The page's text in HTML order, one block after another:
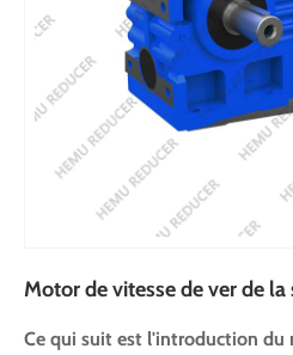
Motor de vitesse de ver de la
Ce qui suit est l'introduction du